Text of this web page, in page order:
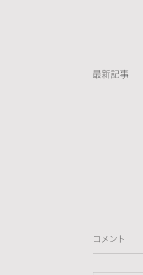
最新記事
コメント